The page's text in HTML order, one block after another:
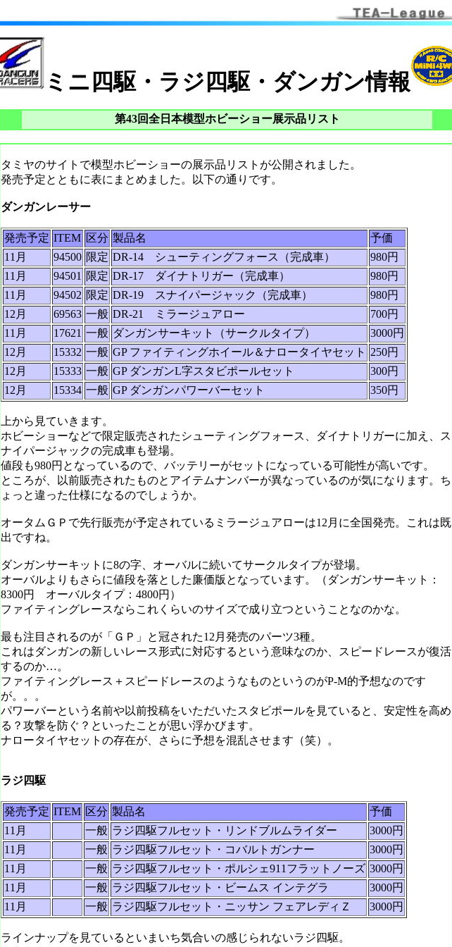
ミニ四駆・ラジ四駆・ダンガン情報
第43回全日本模型ホビーショー展示品リスト
タミヤのサイトで模型ホビーショーの展示品リストが公開されました。
発売予定とともに表にまとめました。以下の通りです。
ダンガンレーサー
発売予定 ITEM 区分 製品名
予価
11月
94500 限定 DR-14 シューティングフォース（完成車）
980円
11月
94501 限定 DR-17 ダイナトリガー（完成車）
980円
11月
94502 限定 DR-19 スナイパージャック（完成車）
980円
12月
69563 一般 DR-21 ミラージュアロー
700円
11月
17621 一般 ダンガンサーキット（サークルタイプ）
3000円
12月
15332 一般 GP ファイティングホイール＆ナロータイヤセット
250円
12月
15333 一般 GP ダンガンL字スタビポールセット
300円
12月
15334 一般 GP ダンガンパワーバーセット 350円
上から見ていきます。
ホビーショーなどで限定販売されたシューティングフォース、ダイナトリガーに加え、ス
ナイパージャックの完成車も登場。
値段も980円となっているので、バッテリーがセットになっている可能性が高いです。
ところが、以前販売されたものとアイテムナンバーが異なっているのが気になります。ち
ょっと違った仕様になるのでしょうか。
オータムＧＰで先行販売が予定されているミラージュアローは12月に全国発売。これは既
出ですね。
ダンガンサーキットに8の字、オーバルに続いてサークルタイプが登場。
オーバルよりもさらに値段を落とした廉価版となっています。（ダンガンサーキット：
8300円 オーバルタイプ：4800円）
ファイティングレースならこれくらいのサイズで成り立つということなのかな。
最も注目されるのが「ＧＰ」と冠された12月発売のパーツ3種。
これはダンガンの新しいレース形式に対応するという意味なのか、スピードレースが復活
するのか…。
ファイティングレース＋スピードレースのようなものというのがP-M的予想なのです
が。。。
パワーバーという名前や以前投稿をいただいたスタビポールを見ていると、安定性を高め
る？攻撃を防ぐ？といったことが思い浮かびます。
ナロータイヤセットの存在が、さらに予想を混乱させます（笑）。
ラジ四駆
発売予定 ITEM 区分 製品名
予価
11月
一般 ラジ四駆フルセット・リンドブルムライダー
3000円
11月
一般 ラジ四駆フルセット・コバルトガンナー
3000円
11月
一般 ラジ四駆フルセット・ポルシェ911フラットノーズ 3000円
11月
一般 ラジ四駆フルセット・ビームス インテグラ
3000円
11月
一般 ラジ四駆フルセット・ニッサン フェアレディＺ 3000円
ラインナップを見ているといまいち気合いの感じられないラジ四駆。